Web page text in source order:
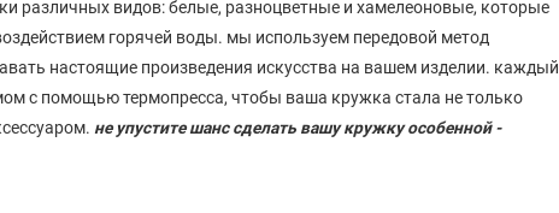
различных видов: белые, разноцветные и хамелеоновые, которые
горячей воды. мы используем передовой метод
настоящие произведения искусства на вашем изделии. каждый
с помощью термопресса, чтобы ваша кружка стала не только
не упустите шанс сделать вашу кружку особенной -